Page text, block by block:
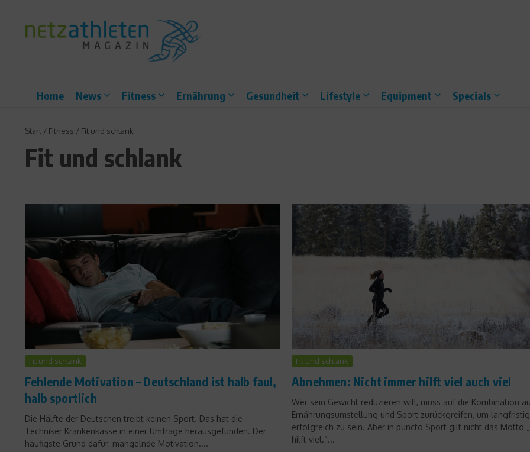
Home News Fitness Ernährung Gesundheit Lifestyle Equipment Specials
Start / Fitness / Fit und schlank
Fit und schlank
Fit und schlank
Fehlende Motivation – Deutschland ist halb faul,
halb sportlich
Die Hälfte der Deutschen treibt keinen Sport. Das hat die
Techniker Krankenkasse in einer Umfrage herausgefunden. Der
häufigste Grund dafür: mangelnde Motivation....
Fit und schlank
Abnehmen: Nicht immer hilft viel auch viel
Wer sein Gewicht reduzieren will, muss auf die Kombination
Ernährungsumstellung und Sport zurückgreifen, um langfristig
erfolgreich zu sein. Aber in puncto Sport gilt nicht das Motto
hilft viel.“...